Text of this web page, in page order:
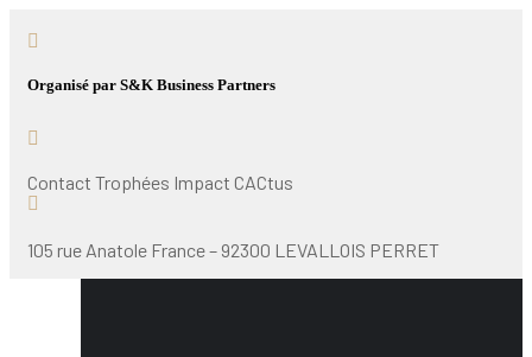
Organisé par S&K Business Partners
Contact Trophées Impact CACtus
105 rue Anatole France – 92300 LEVALLOIS PERRET